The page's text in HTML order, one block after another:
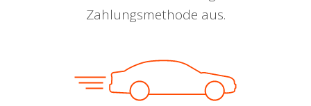
Zahlungsmethode aus.